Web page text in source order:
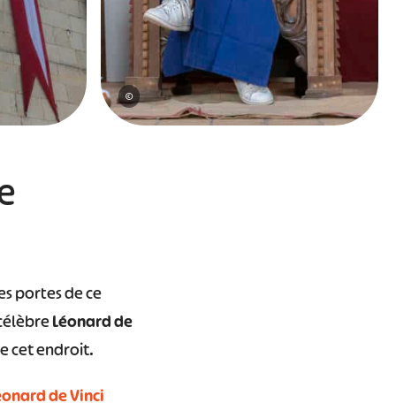
©
portes de ce
Léonard de
cet endroit.
de Vinci